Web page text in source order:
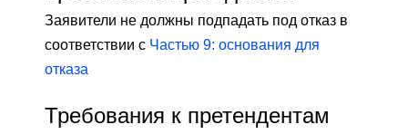
Заявители не должны подпадать под отказ в
соответствии с Частью 9: основания для
отказа
Требования к претендентам